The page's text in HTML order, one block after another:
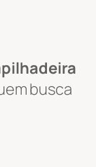
busca